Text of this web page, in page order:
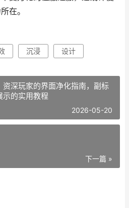
在。
沉浸 设计
深玩家的界面净化指南，副标
示的实用教程
2026-05-20
下一篇 »